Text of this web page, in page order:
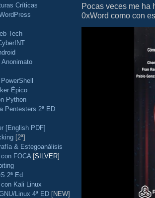
Críticas
Tech
Anonimato
Épico
Python
Pentesters 2ª ED
[English PDF]
[2ª]
& Estegoanálisis
FOCA [SILVER]
2ª Ed
Kali Linux
Linux 4ª ED [NEW]
Pocas veces me ha
0xWord como con